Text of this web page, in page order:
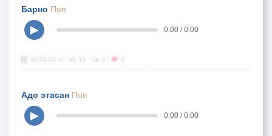
Барно Поп
▶
0:00 / 0:00
30.08.2014 18 0 0
Адо этасан Поп
▶
0:00 / 0:00